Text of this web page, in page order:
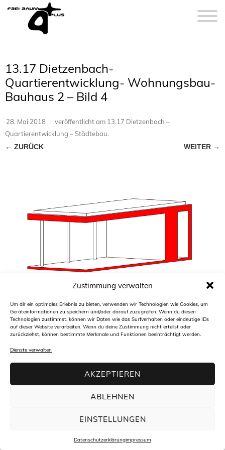
Zustimmung verwalten
Um dir ein optimales Erlebnis zu bieten, verwenden wir Technologien wie Cookies, um
Geräteinformationen zu speichern und/oder darauf zuzugreifen. Wenn du diesen
Technologien zustimmst, können wir Daten wie das Surfverhalten oder eindeutige IDs
auf dieser Website verarbeiten. Wenn du deine Zustimmung nicht erteilst oder
zurückziehst, können bestimmte Merkmale und Funktionen beeinträchtigt werden.
Dienste verwalten
AKZEPTIEREN
ABLEHNEN
EINSTELLUNGEN
Datenschutzerklärungimpressum
13.17 Dietzenbach-
Quartierentwicklung- Wohnungsbau-
Bauhaus 2 – Bild 4
veröffentlicht
28. Mai 2018 am 13.17 Dietzenbach –
Quartierentwicklung – Städtebau.
← ZURÜCK
WEITER →
Architekturbüro freiraum4plus
Hasengartenstraße 44
65189 Wiesbaden
t +49(0)611 94 58 45 30
f +49(0)611 94 58 45 34